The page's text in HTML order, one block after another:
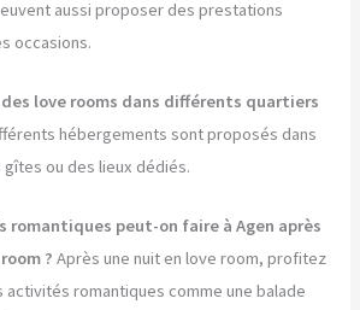
aussi proposer des prestations
occasions.
love rooms dans différents quartiers
hébergements sont proposés dans
ou des lieux dédiés.
romantiques peut-on faire à Agen après
? Après une nuit en love room, profitez
activités romantiques comme une balade